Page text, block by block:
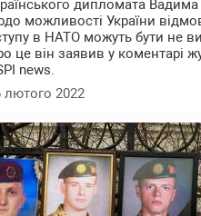
дипломата
можливості України
в НАТО можуть бути не
це він заявив у коментарі
news.
лютого 2022